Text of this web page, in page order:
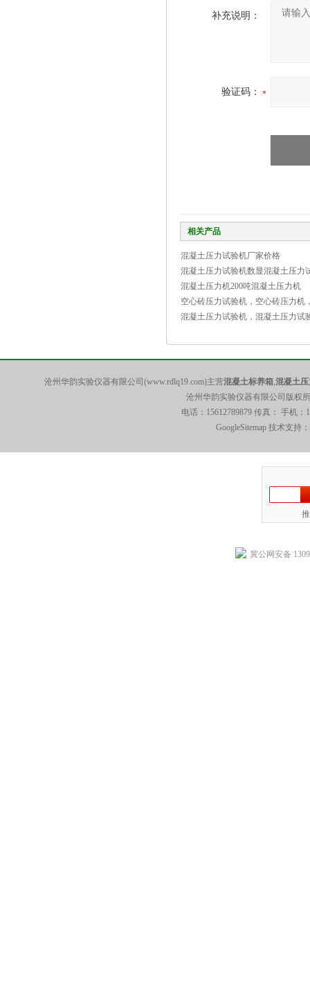
补充说明：
验证码：
相关产品
混凝土压力试验机厂家价格
混凝土压力试验机数显混凝土压力
混凝土压力机200吨混凝土压力机
空心砖压力试验机，空心砖压力机
混凝土压力试验机，混凝土压力试
沧州华韵实验仪器有限公司(www.rdlq19.com)主营混凝土标养箱,混凝土
沧州华韵实验仪器有限公司版权
电话：15612789879 传真： 手机
GoogleSitemap技术支持
冀公网安备